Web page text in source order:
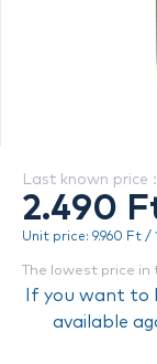
Last known price :
2.490
Unit price: 9.960 Ft / 1
The lowest price in
If you want to
available